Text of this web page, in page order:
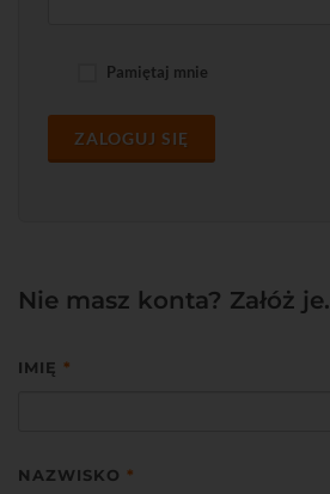
Pamiętaj mnie
ZALOGUJ SIĘ
Nie masz konta? Załóż je.
IMIĘ *
NAZWISKO *